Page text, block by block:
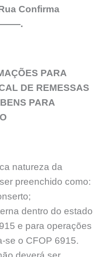
Confirma
PARA
DE REMESSAS
PARA
natureza da
preenchido como:
dentro do estado
e para operações
se o CFOP 6915.